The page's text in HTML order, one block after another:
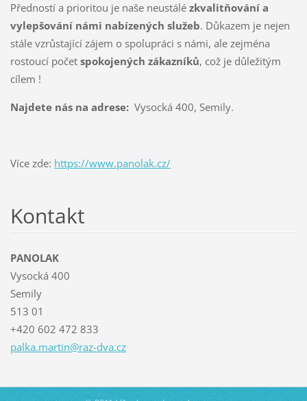
Předností a prioritou je naše neustálé zkvalitňování a
vylepšování námi nabízených služeb. Důkazem je nejen
stále vzrůstající zájem o spolupráci s námi, ale zejména
rostoucí počet spokojených zákazníků, což je důležitým
cílem !
Najdete nás na adrese: Vysocká 400, Semily.
Více zde: https://www.panolak.cz/
Kontakt
PANOLAK
Vysocká 400
Semily
513 01
+420 602 472 833
palka.martin@raz-dva.cz